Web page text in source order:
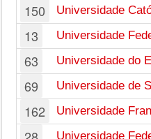
150 Universidade
13 Universidade
63 Universidade do
69 Universidade de
162 Universidade
Universidade